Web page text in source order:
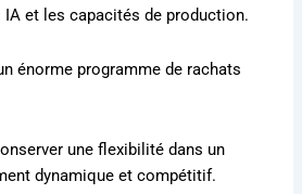
et les capacités de production.
énorme programme de rachats
une flexibilité dans un
dynamique et compétitif.